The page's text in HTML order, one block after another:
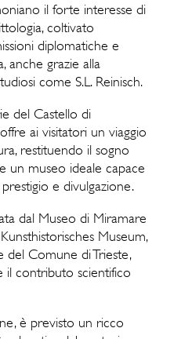
il forte interesse di
coltivato
diplomatiche e
anche grazie alla
come S.L. Reinisch.
del Castello di
ai visitatori un viaggio
restituendo il sogno
un museo ideale capace
e divulgazione.
dal Museo di Miramare
Museum,
del Comune di Trieste,
il contributo scientifico
è previsto un ricco